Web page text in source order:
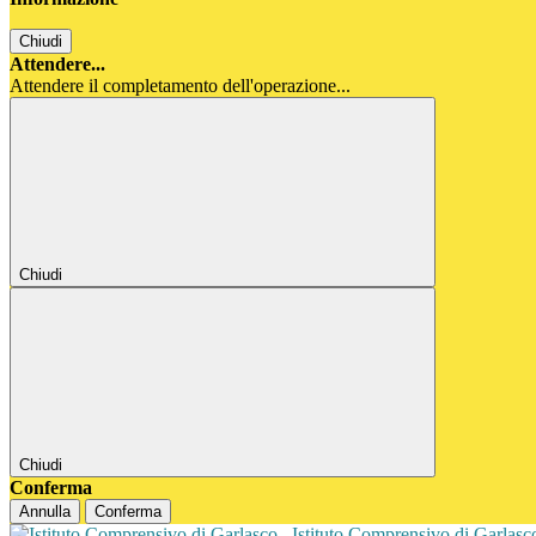
Chiudi
Attendere...
Attendere il completamento dell'operazione...
Chiudi
Chiudi
Conferma
Annulla Conferma